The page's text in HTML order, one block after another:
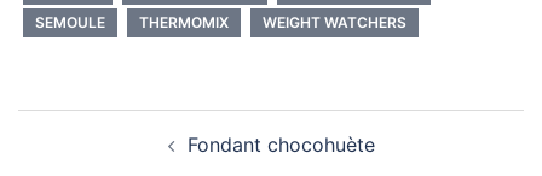
SEMOULE
THERMOMIX WEIGHT WATCHERS
Fondant chocohuète